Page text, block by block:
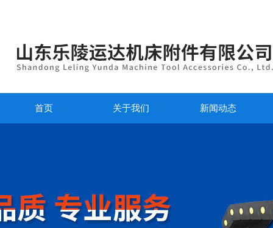
首页 关于我们 新闻动态